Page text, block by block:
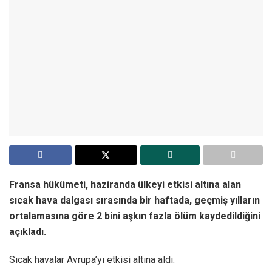
Fransa hükümeti, haziranda ülkeyi etkisi altına alan
sıcak hava dalgası sırasında bir haftada, geçmiş yılların
ortalamasına göre 2 bini aşkın fazla ölüm kaydedildiğini
açıkladı.
Sıcak havalar Avrupa’yı etkisi altına aldı.